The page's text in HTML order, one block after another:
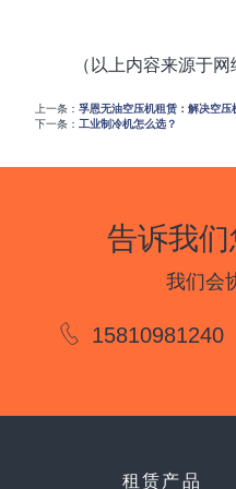
（以上内容来源于
上一条： 孚恩无油空压机租赁：解决空
下一条： 工业制冷机怎么选？
告诉我
我们会
15810981240
租赁产品